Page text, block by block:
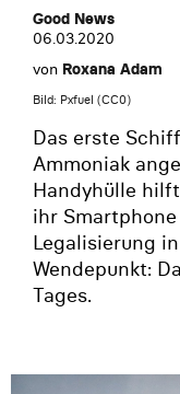
Good News
06.03.2020
von Roxana Adam
Bild: Pxfuel (CC0)
Das erste
Ammoniak
Handyhülle
ihr
Legalisierung
Wendepunkt:
Tages.